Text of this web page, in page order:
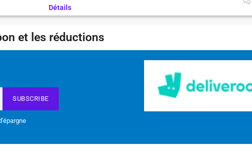
Détails
et les réductions
SUBSCRIBE